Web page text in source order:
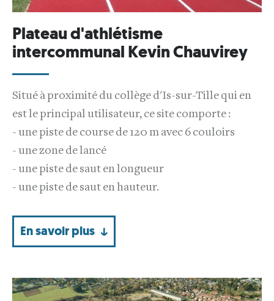
Plateau d'athlétisme
intercommunal Kevin Chauvirey
Situé à proximité du collège d'Is-sur-Tille qui en
est le principal utilisateur, ce site comporte :
- une piste de course de 120 m avec 6 couloirs
- une zone de lancé
- une piste de saut en longueur
- une piste de saut en hauteur.
En savoir plus